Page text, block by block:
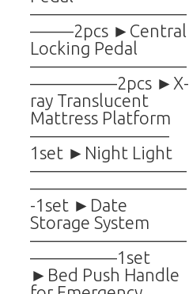
—————————
——–2pcs ►Central
Locking Pedal
—————————
—————2pcs ►X-
ray Translucent
Mattress Platform
————————
1set ►Night Light
—————————
—————————
-1set ►Date
Storage System
—————————
—————1set
►Bed Push Handle